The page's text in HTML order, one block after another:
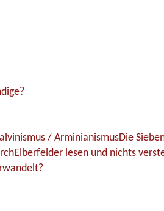
/ ArminianismusDie
Elberfelder lesen und nichts